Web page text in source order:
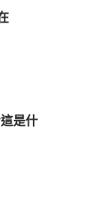
是什